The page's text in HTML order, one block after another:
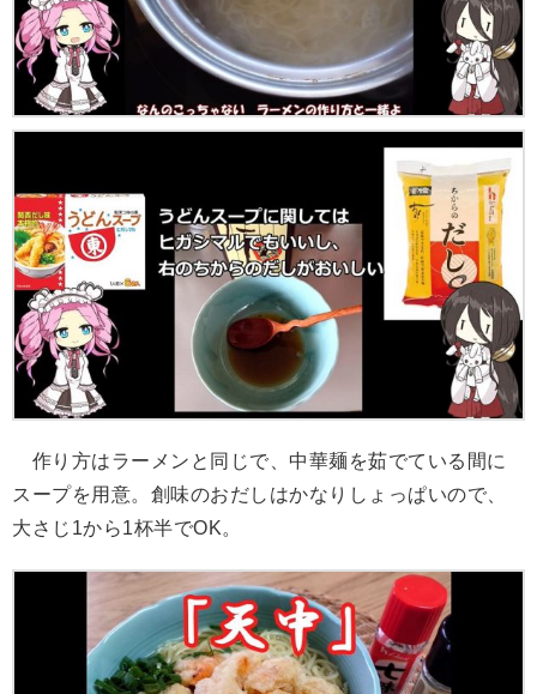
作り方はラーメンと同じで、中華麺を茹でている間に
スープを用意。創味のおだしはかなりしょっぱいので、
大さじ1から1杯半でOK。